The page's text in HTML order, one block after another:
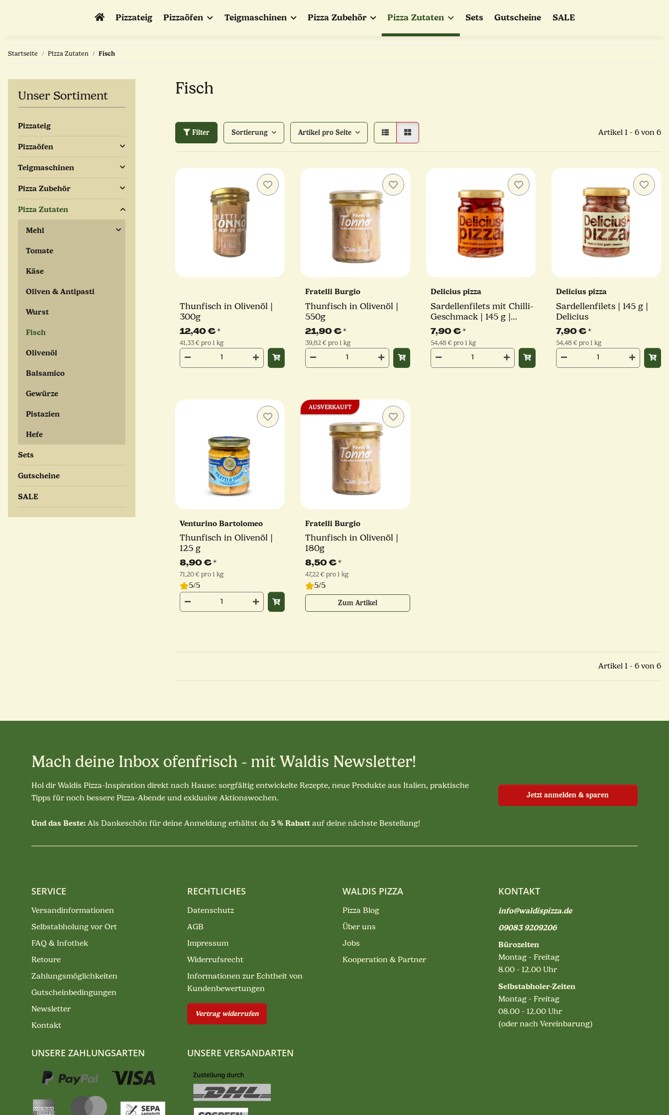
Pizzateig Pizzaöfen Teigmaschinen Pizza Zubehör Pizza Zutaten Sets Gutscheine SALE
Startseite Pizza Zutaten Fisch
Fisch
Filter Sortierung Artikel pro Seite Artikel 1 - 6 von 6
Thunfisch in Olivenöl |
300g
12,40 €*
41,33 € pro 1 kg
Fratelli Burgio
Thunfisch in Olivenöl |
550g
21,90 €*
39,82 € pro 1 kg
Delicius pizza
Sardellenfilets mit Chilli-
Geschmack | 145 g |
Delicius
7,90 €*
54,48 € pro 1 kg
Delicius pizza
Sardellenfilets | 145 g |
Delicius
7,90 €*
54,48 € pro 1 kg
Venturino Bartolomeo
Thunfisch in Olivenöl |
125 g
8,90 €*
71,20 € pro 1 kg
5/5
AUSVERKAUFT
Fratelli Burgio
Thunfisch in Olivenöl |
180g
8,50 €*
47,22 € pro 1 kg
5/5
Zum Artikel
Artikel 1 - 6 von 6
Unser Sortiment
Pizzateig
Pizzaöfen
Teigmaschinen
Pizza Zubehör
Pizza Zutaten
Mehl
Tomate
Käse
Oliven & Antipasti
Wurst
Fisch
Olivenöl
Balsamico
Gewürze
Pistazien
Hefe
Sets
Gutscheine
SALE
Mach deine Inbox ofenfrisch - mit Waldis Newsletter!
Hol dir Waldis Pizza-Inspiration direkt nach Hause: sorgfältig entwickelte Rezepte, neue Produkte aus Italien, praktische
Tipps für noch bessere Pizza-Abende und exklusive Aktionswochen.
Und das Beste: Als Dankeschön für deine Anmeldung erhältst du 5 % Rabatt auf deine nächste Bestellung!
Jetzt anmelden & sparen
SERVICE
Versandinformationen
Selbstabholung vor Ort
FAQ & Infothek
Retoure
Zahlungsmöglichkeiten
Gutscheinbedingungen
Newsletter
Kontakt
RECHTLICHES
Datenschutz
AGB
Impressum
Widerrufsrecht
Informationen zur Echtheit von
Kundenbewertungen
Vertrag widerrufen
WALDIS PIZZA
Pizza Blog
Über uns
Jobs
Kooperation & Partner
KONTAKT
info@waldispizza.de
09083 9209206
Bürozeiten
Montag - Freitag
8.00 - 12.00 Uhr
Selbstabholer-Zeiten
Montag - Freitag
08.00 - 12.00 Uhr
(oder nach Vereinbarung)
UNSERE ZAHLUNGSARTEN UNSERE VERSANDARTEN